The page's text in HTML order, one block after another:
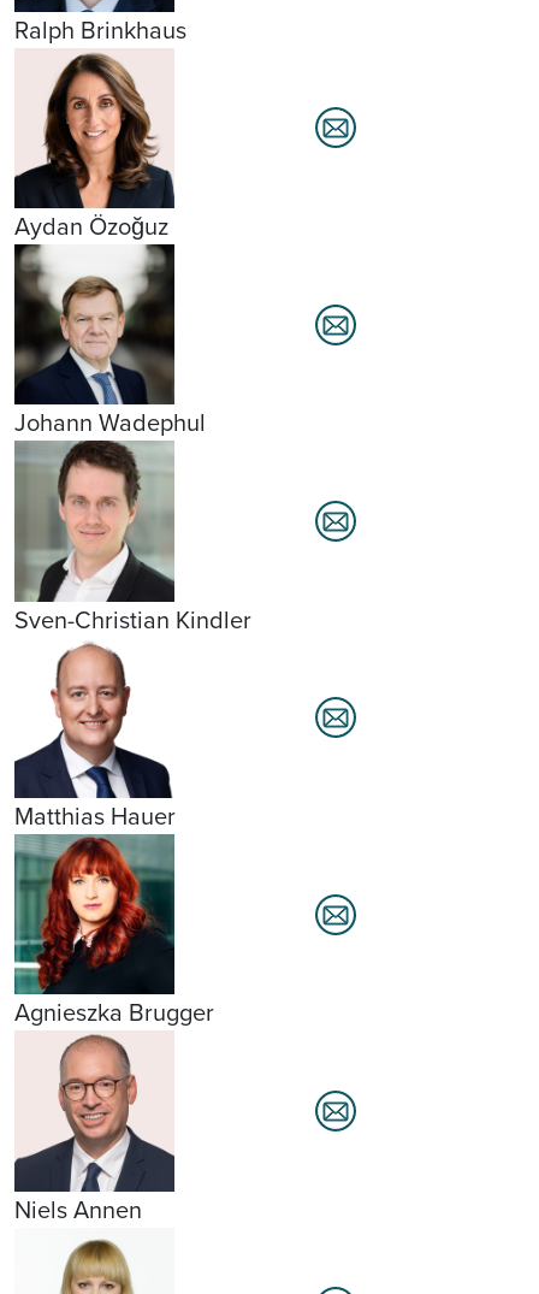
Ralph Brinkhaus
Aydan Özoğuz
Johann Wadephul
Sven-Christian Kindler
Matthias Hauer
Agnieszka Brugger
Niels Annen